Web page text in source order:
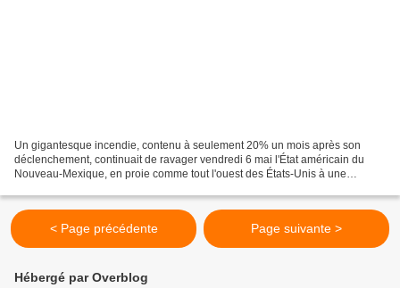
Un gigantesque incendie, contenu à seulement 20% un mois après son
déclenchement, continuait de ravager vendredi 6 mai l'État américain du
Nouveau-Mexique, en proie comme tout l'ouest des États-Unis à une
< Page précédente Page suivante >
Hébergé par Overblog